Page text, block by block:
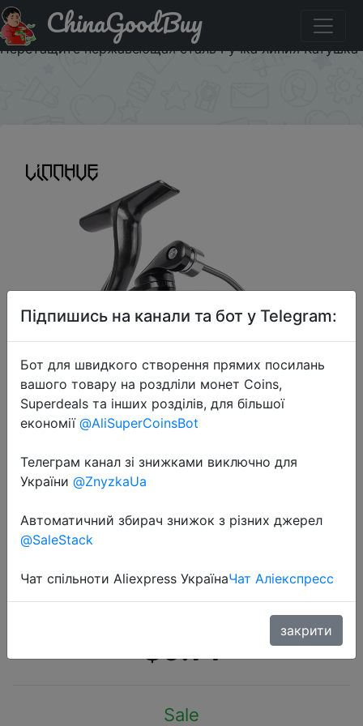
Придбати по акціи LINNHUE Рыболовная катушка все
спиннинг с металлической шпулей Катушка 8 кг Макс
Перетащите нержавеющая сталь Ручка линия Катушка
ChinaGoodBuy
2020-06-04
спиннинг с металлической шпулей
Катушка 8 кг Макс Перетащите
Катушка
$9.14
Sale
Підпишись на канали та бот у Telegram:
Бот для швидкого створення прямих посилань
вашого товару на роздліли монет Coins,
Superdeals та інших розділів, для більшої
економії @AliSuperCoinsBot
Телеграм канал зі знижками виключно для
України @ZnyzkaUa
Автоматичний збирач знижок з різних джерел
@SaleStack
Чат спільноти Aliexpress УкраїнаЧат Аліекспресс
закрити